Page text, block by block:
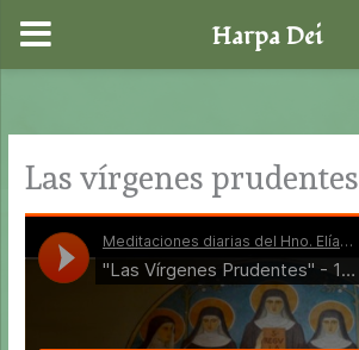
contenido
Las vírgenes prudentes
Harpa Dei